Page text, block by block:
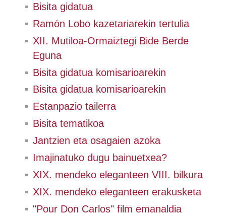
Bisita gidatua
Ramón Lobo kazetariarekin tertulia
XII. Mutiloa-Ormaiztegi Bide Berde
Eguna
Bisita gidatua komisarioarekin
Bisita gidatua komisarioarekin
Estanpazio tailerra
Bisita tematikoa
Jantzien eta osagaien azoka
Imajinatuko dugu bainuetxea?
XIX. mendeko eleganteen VIII. bilkura
XIX. mendeko eleganteen erakusketa
"Pour Don Carlos" film emanaldia